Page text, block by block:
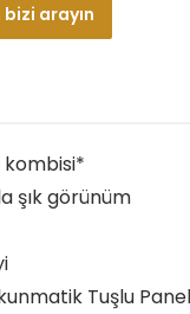
arayın
kombisi*
şık görünüm
Tuşlu Panel